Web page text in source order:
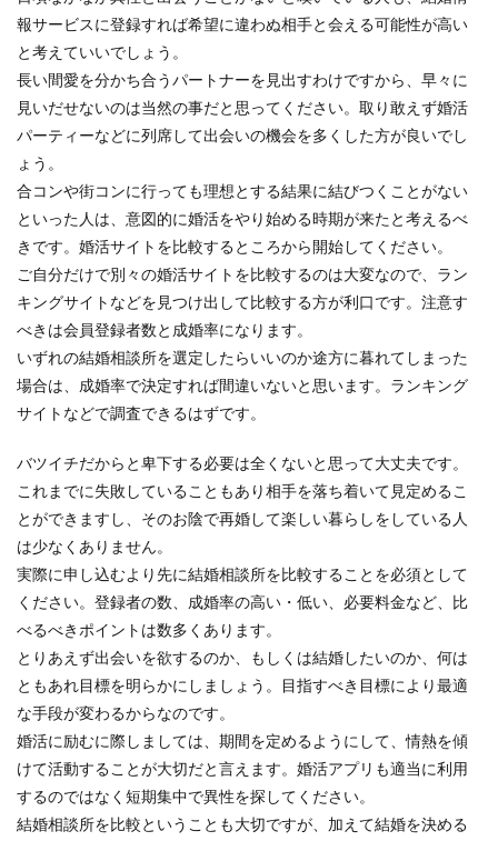
報サービスに登録すれば希望に違わぬ相手と会える可能性が高い
と考えていいでしょう。
長い間愛を分かち合うパートナーを見出すわけですから、早々に
見いだせないのは当然の事だと思ってください。取り敢えず婚活
パーティーなどに列席して出会いの機会を多くした方が良いでし
ょう。
合コンや街コンに行っても理想とする結果に結びつくことがない
といった人は、意図的に婚活をやり始める時期が来たと考えるべ
きです。婚活サイトを比較するところから開始してください。
ご自分だけで別々の婚活サイトを比較するのは大変なので、ラン
キングサイトなどを見つけ出して比較する方が利口です。注意す
べきは会員登録者数と成婚率になります。
いずれの結婚相談所を選定したらいいのか途方に暮れてしまった
場合は、成婚率で決定すれば間違いないと思います。ランキング
サイトなどで調査できるはずです。
バツイチだからと卑下する必要は全くないと思って大丈夫です。
これまでに失敗していることもあり相手を落ち着いて見定めるこ
とができますし、そのお陰で再婚して楽しい暮らしをしている人
は少なくありません。
実際に申し込むより先に結婚相談所を比較することを必須として
ください。登録者の数、成婚率の高い・低い、必要料金など、比
べるべきポイントは数多くあります。
とりあえず出会いを欲するのか、もしくは結婚したいのか、何は
ともあれ目標を明らかにしましょう。目指すべき目標により最適
な手段が変わるからなのです。
婚活に励むに際しましては、期間を定めるようにして、情熱を傾
けて活動することが大切だと言えます。婚活アプリも適当に利用
するのではなく短期集中で異性を探してください。
結婚相談所を比較ということも大切ですが、加えて結婚を決める